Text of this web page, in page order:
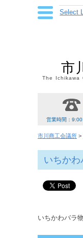
Select
市
The Ichikawa
営業時間：9:00
市川商工会議所 >
いちか
いちかわバラ